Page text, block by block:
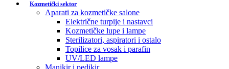
Kozmetički sektor
Aparati za kozmetičke salone
Električne turpije i nastavci
Kozmetičke lupe i lampe
Sterilizatori, aspiratori i ostalo
Topilice za vosak i parafin
UV/LED lampe